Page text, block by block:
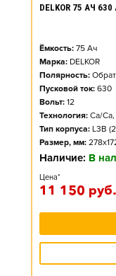
DELKOR 75 АЧ
Ёмкость: 75 Ач
Марка: DELKOR
Полярность:
Пусковой ток: 630
Вольт: 12
Технология: Ca/
Тип корпуса: L3B
Размер, мм:
Наличие: В
Цена*
11 150 руб.